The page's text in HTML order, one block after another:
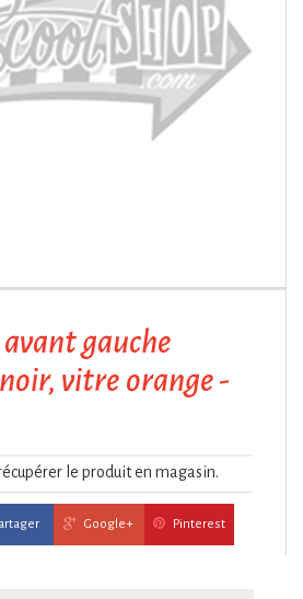
gauche
vitre orange -
le produit en magasin.
Google+ Pinterest